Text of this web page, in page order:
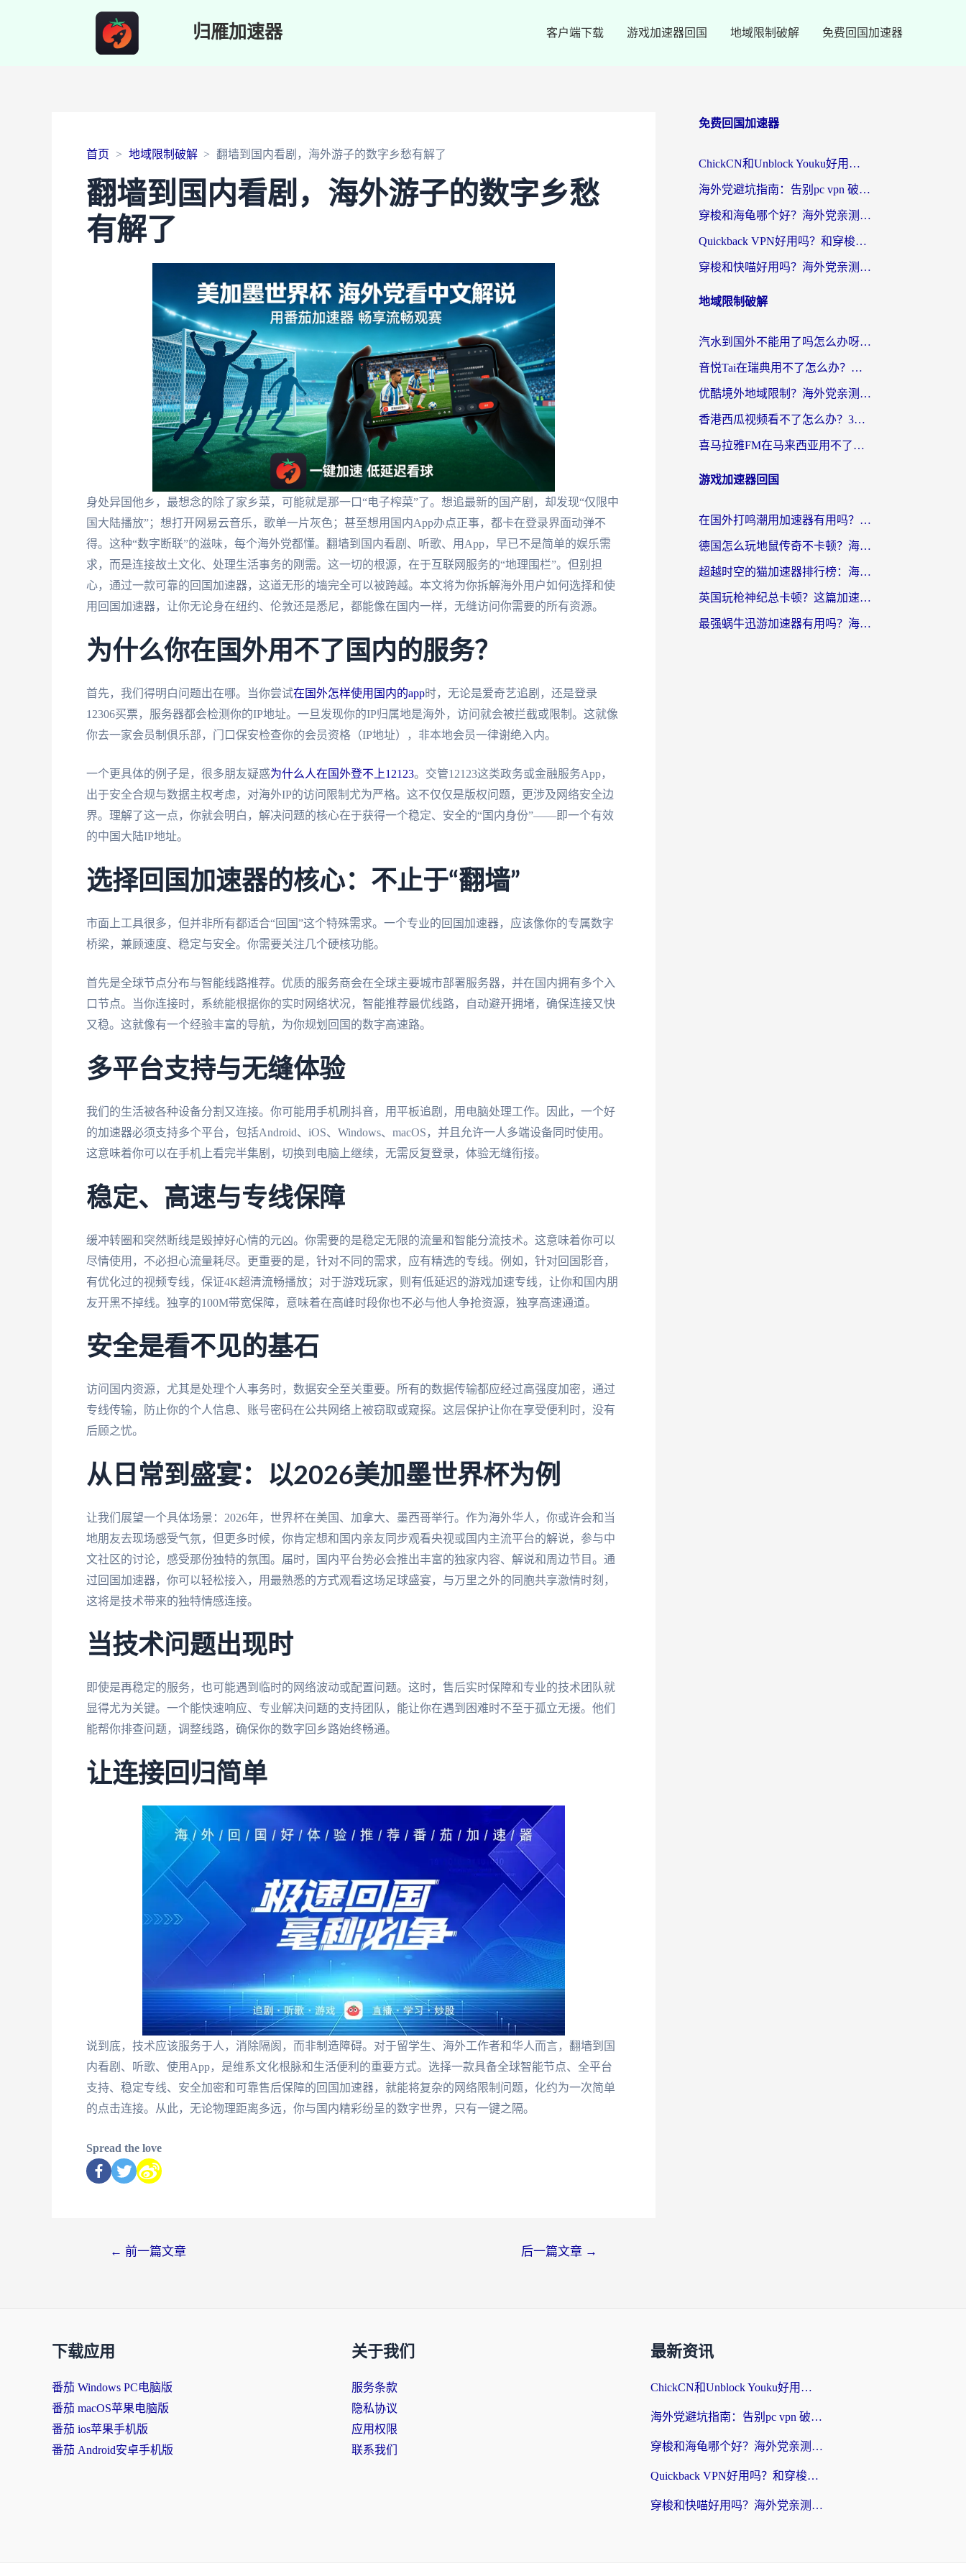
归雁加速器 客户端下载 游戏加速器回国 地域限制破解 免费回国加速器
首页 地域限制破解 翻墙到国内看剧，海外游子的数字乡愁有解了
翻墙到国内看剧，海外游子的数字乡愁
有解了
身处异国他乡，最想念的除了家乡菜，可能就是那一口“电子榨菜”了。想追最新的国产剧，却发现“仅限中
国大陆播放”；想打开网易云音乐，歌单一片灰色；甚至想用国内App办点正事，都卡在登录界面动弹不
得。这种“数字断联”的滋味，每个海外党都懂。翻墙到国内看剧、听歌、用App，早已不是简单的娱乐需
求，而是连接故土文化、处理生活事务的刚需。这一切的根源，在于互联网服务的“地理围栏”。但别担
心，通过一款可靠的回国加速器，这道无形的墙完全可以被跨越。本文将为你拆解海外用户如何选择和使
用回国加速器，让你无论身在纽约、伦敦还是悉尼，都能像在国内一样，无缝访问你需要的所有资源。
为什么你在国外用不了国内的服务？
首先，我们得明白问题出在哪。当你尝试在国外怎样使用国内的app时，无论是爱奇艺追剧，还是登录
12306买票，服务器都会检测你的IP地址。一旦发现你的IP归属地是海外，访问就会被拦截或限制。这就像
你去一家会员制俱乐部，门口保安检查你的会员资格（IP地址），非本地会员一律谢绝入内。
一个更具体的例子是，很多朋友疑惑为什么人在国外登不上12123。交管12123这类政务或金融服务App，
出于安全合规与数据主权考虑，对海外IP的访问限制尤为严格。这不仅仅是版权问题，更涉及网络安全边
界。理解了这一点，你就会明白，解决问题的核心在于获得一个稳定、安全的“国内身份”——即一个有效
的中国大陆IP地址。
选择回国加速器的核心：不止于“翻墙”
市面上工具很多，但并非所有都适合“回国”这个特殊需求。一个专业的回国加速器，应该像你的专属数字
桥梁，兼顾速度、稳定与安全。你需要关注几个硬核功能。
首先是全球节点分布与智能线路推荐。优质的服务商会在全球主要城市部署服务器，并在国内拥有多个入
口节点。当你连接时，系统能根据你的实时网络状况，智能推荐最优线路，自动避开拥堵，确保连接又快
又稳。这就像有一个经验丰富的导航，为你规划回国的数字高速路。
多平台支持与无缝体验
我们的生活被各种设备分割又连接。你可能用手机刷抖音，用平板追剧，用电脑处理工作。因此，一个好
的加速器必须支持多个平台，包括Android、iOS、Windows、macOS，并且允许一人多端设备同时使用。
这意味着你可以在手机上看完半集剧，切换到电脑上继续，无需反复登录，体验无缝衔接。
稳定、高速与专线保障
缓冲转圈和突然断线是毁掉好心情的元凶。你需要的是稳定无限的流量和智能分流技术。这意味着你可以
尽情使用，不必担心流量耗尽。更重要的是，针对不同的需求，应有精选的专线。例如，针对回国影音，
有优化过的视频专线，保证4K超清流畅播放；对于游戏玩家，则有低延迟的游戏加速专线，让你和国内朋
友开黑不掉线。独享的100M带宽保障，意味着在高峰时段你也不必与他人争抢资源，独享高速通道。
安全是看不见的基石
访问国内资源，尤其是处理个人事务时，数据安全至关重要。所有的数据传输都应经过高强度加密，通过
专线传输，防止你的个人信息、账号密码在公共网络上被窃取或窥探。这层保护让你在享受便利时，没有
后顾之忧。
从日常到盛宴：以2026美加墨世界杯为例
让我们展望一个具体场景：2026年，世界杯在美国、加拿大、墨西哥举行。作为海外华人，你或许会和当
地朋友去现场感受气氛，但更多时候，你肯定想和国内亲友同步观看央视或国内主流平台的解说，参与中
文社区的讨论，感受那份独特的氛围。届时，国内平台势必会推出丰富的独家内容、解说和周边节目。通
过回国加速器，你可以轻松接入，用最熟悉的方式观看这场足球盛宴，与万里之外的同胞共享激情时刻，
这将是技术带来的独特情感连接。
当技术问题出现时
即使是再稳定的服务，也可能遇到临时的网络波动或配置问题。这时，售后实时保障和专业的技术团队就
显得尤为关键。一个能快速响应、专业解决问题的支持团队，能让你在遇到困难时不至于孤立无援。他们
能帮你排查问题，调整线路，确保你的数字回乡路始终畅通。
让连接回归简单
说到底，技术应该服务于人，消除隔阂，而非制造障碍。对于留学生、海外工作者和华人而言，翻墙到国
内看剧、听歌、使用App，是维系文化根脉和生活便利的重要方式。选择一款具备全球智能节点、全平台
支持、稳定专线、安全加密和可靠售后保障的回国加速器，就能将复杂的网络限制问题，化约为一次简单
的点击连接。从此，无论物理距离多远，你与国内精彩纷呈的数字世界，只有一键之隔。
Spread the love
← 前一篇文章 后一篇文章 →
免费回国加速器
ChickCN和Unblock Youku好用吗？海外党亲测3款回国加速器，附iOS免费选择指南
海外党避坑指南：告别pc vpn 破解，选对回国加速器轻松访问国内资源
穿梭和海龟哪个好？海外党亲测回国加速器，附电脑免费VPN推荐
Quickback VPN好用吗？和穿梭VPN对比哪个回国效果更好？海外党必看的真实测评与选择指南
穿梭和快喵好用吗？海外党亲测3款回国加速器，附日本回国VPN避坑指南
地域限制破解
汽水到国外不能用了吗怎么办呀？海外党追剧看片的救星在这里！
音悦Tai在瑞典用不了怎么办？海外华人追剧听歌的实用指南
优酷境外地域限制？海外党亲测：这样看国内剧再也不卡（附3个实用场景解决）
香港西瓜视频看不了怎么办？3步解决海外追剧难题，附靠谱加速器推荐
喜马拉雅FM在马来西亚用不了怎么办？海外华人亲测有效的回国加速指南
游戏加速器回国
在国外打鸣潮用加速器有用吗？安全吗？海外玩家国服游戏加速全指南
德国怎么玩地鼠传奇不卡顿？海外党国服游戏加速全攻略（含战双EVE实用指南）
超越时空的猫加速器排行榜：海外党国服游戏不卡顿的终极选择指南
英国玩枪神纪总卡顿？这篇加速器选择指南帮你告别延迟（附实测推荐）
最强蜗牛迅游加速器有用吗？海外玩家国服游戏加速避坑指南（附德国玩忍者必须死3流星蝴蝶剑解决办法）
下载应用
番茄 Windows PC电脑版
番茄 macOS苹果电脑版
番茄 ios苹果手机版
番茄 Android安卓手机版
关于我们
服务条款
隐私协议
应用权限
联系我们
最新资讯
ChickCN和Unblock Youku好用吗？海外党亲测3款回国加速器，附iOS免费选择指南
海外党避坑指南：告别pc vpn 破解，选对回国加速器轻松访问国内资源
穿梭和海龟哪个好？海外党亲测回国加速器，附电脑免费VPN推荐
Quickback VPN好用吗？和穿梭VPN对比哪个回国效果更好？海外党必看的真实测评与选择指南
穿梭和快喵好用吗？海外党亲测3款回国加速器，附日本回国VPN避坑指南